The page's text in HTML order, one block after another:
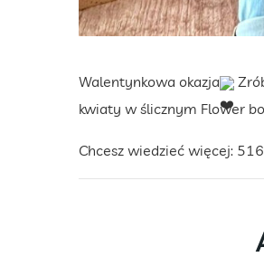
Walentynkowa okazja
kwiaty w ślicznym Flower
Chcesz wiedzieć więcej: